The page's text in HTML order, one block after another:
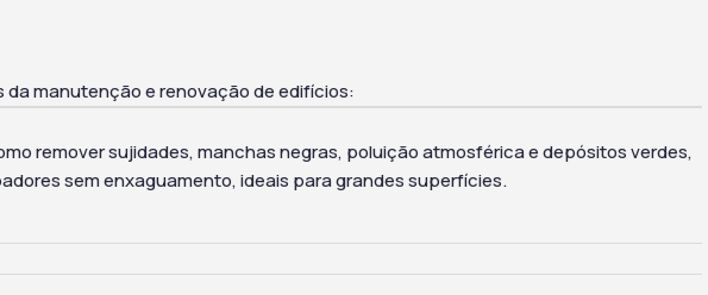
manutenção e renovação de edifícios:
remover sujidades, manchas negras, poluição atmosférica e depósitos verdes,
sem enxaguamento, ideais para grandes superfícies.